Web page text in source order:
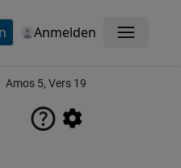
Anmelden Menü
Amos 5, Vers 19